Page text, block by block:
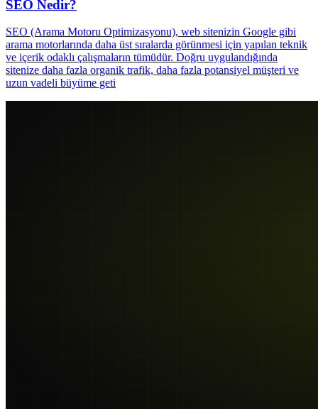
SEO Nedir?
SEO (Arama Motoru Optimizasyonu), web sitenizin Google gibi
arama motorlarında daha üst sıralarda görünmesi için yapılan teknik
ve içerik odaklı çalışmaların tümüdür. Doğru uygulandığında
sitenize daha fazla organik trafik, daha fazla potansiyel müşteri ve
uzun vadeli büyüme geti